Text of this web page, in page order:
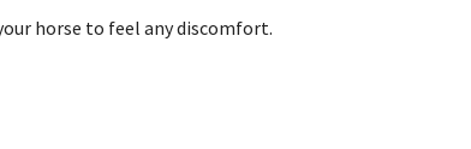
horse to feel any discomfort.